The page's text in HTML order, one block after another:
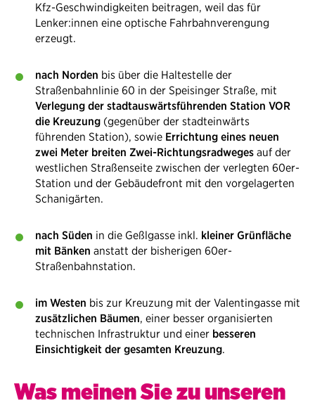
Kfz-Geschwindigkeiten beitragen, weil das für
Lenker:innen eine optische Fahrbahnverengung
erzeugt.
nach Norden bis über die Haltestelle der
Straßenbahnlinie 60 in der Speisinger Straße, mit
Verlegung der stadtauswärtsführenden Station VOR
die Kreuzung (gegenüber der stadteinwärts
führenden Station), sowie Errichtung eines neuen
zwei Meter breiten Zwei-Richtungsradweges auf der
westlichen Straßenseite zwischen der verlegten 60er-
Station und der Gebäudefront mit den vorgelagerten
Schanigärten.
nach Süden in die Geßlgasse inkl. kleiner Grünfläche
mit Bänken anstatt der bisherigen 60er-
Straßenbahnstation​​.
im Westen bis zur Kreuzung mit der Valentingasse mit
zusätzlichen Bäumen, einer besser organisierten
technischen Infrastruktur und einer besseren
Einsichtigkeit der gesamten Kreuzung.
Was meinen Sie zu unseren